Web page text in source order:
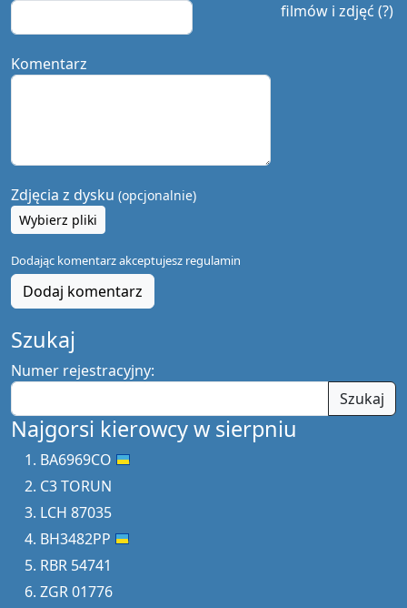
filmów i zdjęć (?)
Komentarz
Zdjęcia z dysku (opcjonalnie)
Wybierz pliki
Dodając komentarz akceptujesz regulamin
Dodaj komentarz
Szukaj
Numer rejestracyjny:
Szukaj
Najgorsi kierowcy w sierpniu
BA6969CO
C3 TORUN
LCH 87035
BH3482PP
RBR 54741
ZGR 01776